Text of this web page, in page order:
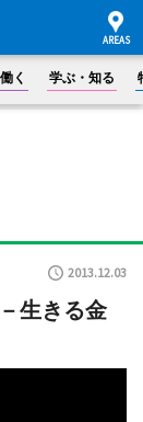
く 学ぶ・知る
2013.12.03
生きる金